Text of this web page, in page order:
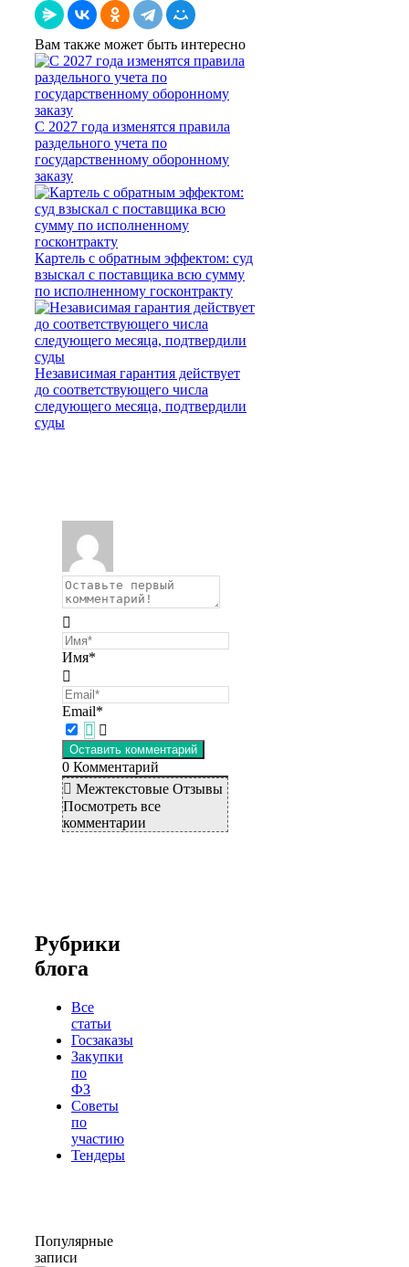
Вам также может быть интересно
С 2027 года изменятся правила
раздельного учета по
государственному оборонному
заказу
Картель с обратным эффектом: суд
взыскал с поставщика всю сумму
по исполненному госконтракту
Независимая гарантия действует
до соответствующего числа
следующего месяца, подтвердили
суды
Имя*
Email*
0 Комментарий
Межтекстовые Отзывы
Посмотреть все
комментарии
Рубрики
блога
Все
статьи
Госзаказы
Закупки
по
ФЗ
Советы
по
участию
Тендеры
Популярные
записи